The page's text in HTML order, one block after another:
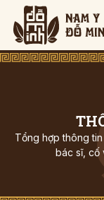
Tổng hợp thông
bác sĩ, cố